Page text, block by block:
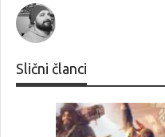
Slični članci